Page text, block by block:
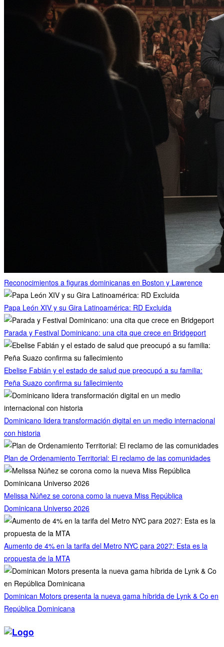
Reconocimientos a figuras dominicanas en Boston y Lawrence
Papa León XIV y su Gira Latinoamérica: RD Excluida
Parada y Festival Dominicano: una cita que crece en Bridgeport
Ebelise Fabián y el estado de salud que preocupó a su familia:
Peña Suazo confirma su fallecimiento
Dominicano lidera transformación digital en un medio internacional
con historia
Plan de Ordenamiento Territorial: El reclamo de las comunidades
Melissa Núñez se corona como la nueva Miss República
Dominicana Universo 2026
Aumento de 4% en la tarifa del Metro NYC para 2027: Esta es la
propuesta de la MTA
Dominican Motors presenta la nueva gama híbrida de Lynk & Co en
República Dominicana